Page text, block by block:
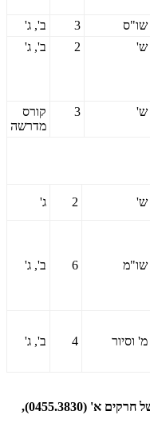
ב', ג' 3 שו"ס
ב', ג'
2 ש'
קורס
מדרשה
3 ש'
ג' 2 ש'
ב', ג' 6 שו"מ
ב', ג' 4 מ' וסיור
*חובה ללמוד במקביל פאוניסטיקה של חרקים א' (0455.3830),